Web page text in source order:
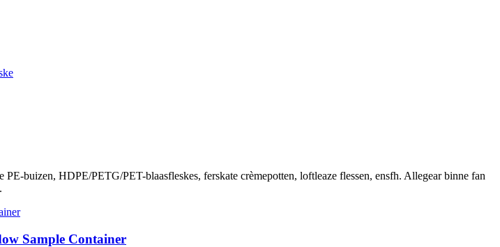
buizen, HDPE/PETG/PET-blaasfleskes, ferskate crèmepotten, loftleaze flessen, ensfh. Allegear binne fan
Sample Container